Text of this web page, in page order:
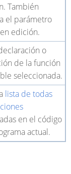
También
el parámetro
edición.
o
de la función
seleccionada.
lista de todas
en el código
actual.